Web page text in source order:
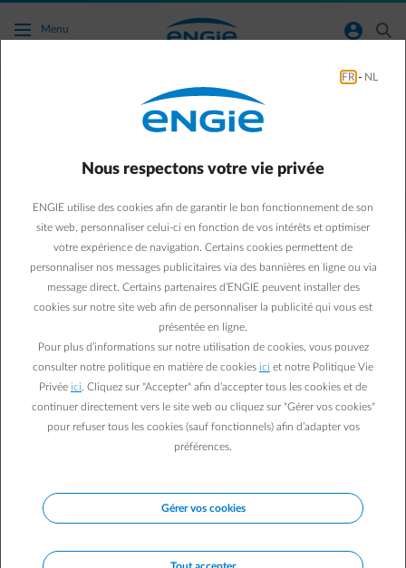
Accéder au contenu principal
Menu normal-account-circle search
Je reçois mon décompte après le 1er mars
2022. Quand le taux de 6% sera-t-il pris en
compte ?
arrow-left Aller à la page contact
Si votre décompte comprend une partie de la période de
consommation du 1er mars 2022 (1er avril 2022 pour le gaz) au 31
mars 2023, cette partie sera taxée à 6%. Le reste éventuel de cette
Que dois-je faire pour bénéficier de la baisse du taux de
TVA ?
FR - NL
Nous respectons votre vie privée
ENGIE utilise des cookies afin de garantir le bon fonctionnement de son
site web, personnaliser celui-ci en fonction de vos intérêts et optimiser
votre expérience de navigation. Certains cookies permettent de
personnaliser nos messages publicitaires via des bannières en ligne ou via
message direct. Certains partenaires d’ENGIE peuvent installer des
cookies sur notre site web afin de personnaliser la publicité qui vous est
présentée en ligne.
Pour plus d’informations sur notre utilisation de cookies, vous pouvez
consulter notre politique en matière de cookies ici et notre Politique Vie
Privée ici . Cliquez sur "Accepter" afin d’accepter tous les cookies et de
continuer directement vers le site web ou cliquez sur "Gérer vos cookies"
pour refuser tous les cookies (sauf fonctionnels) afin d’adapter vos
préférences.
Gérer vos cookies